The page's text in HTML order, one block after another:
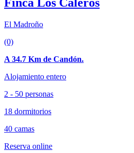
El Madroño
(0)
A 34.7 Km de Candón.
Alojamiento entero
2 - 50 personas
18 dormitorios
40 camas
Reserva online